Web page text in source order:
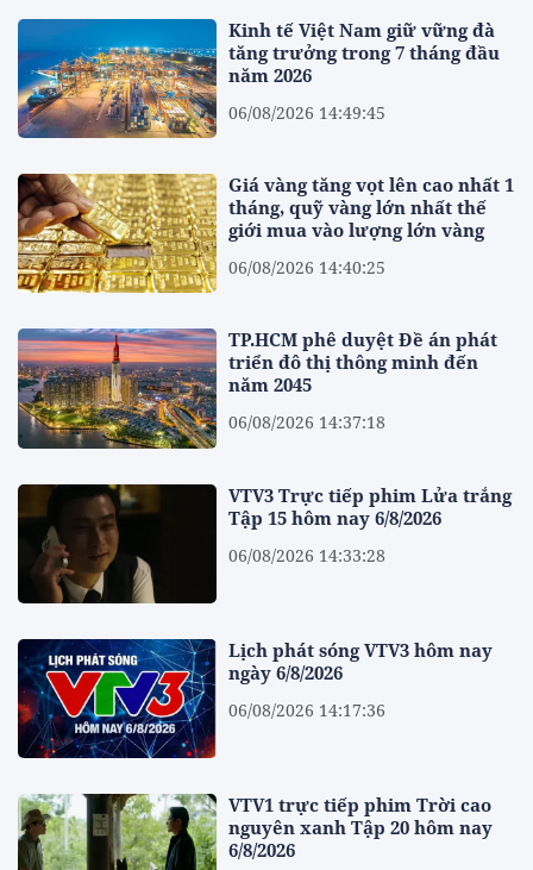
Kinh tế Việt Nam giữ vững đà
tăng trưởng trong 7 tháng đầu
năm 2026
06/08/2026 14:49:45
Giá vàng tăng vọt lên cao nhất 1
tháng, quỹ vàng lớn nhất thế
giới mua vào lượng lớn vàng
06/08/2026 14:40:25
TP.HCM phê duyệt Đề án phát
triển đô thị thông minh đến
năm 2045
06/08/2026 14:37:18
VTV3 Trực tiếp phim Lửa trắng
Tập 15 hôm nay 6/8/2026
06/08/2026 14:33:28
Lịch phát sóng VTV3 hôm nay
ngày 6/8/2026
06/08/2026 14:17:36
VTV1 trực tiếp phim Trời cao
nguyên xanh Tập 20 hôm nay
6/8/2026